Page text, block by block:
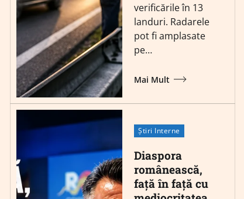
verificările în 13
landuri. Radarele
pot fi amplasate
pe…
Mai Mult
Știri Interne
Diaspora
românească,
față în față cu